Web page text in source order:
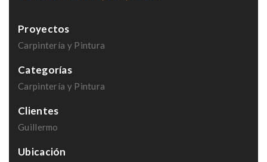
Proyectos
Carpintería y Pintura
Categorías
Carpintería y Pintura
Clientes
Guillermo
Ubicación